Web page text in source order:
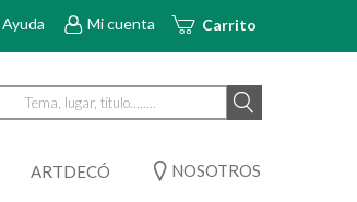
Carrito
Mi cuenta
Ayuda
NOSOTROS
ARTDECÓ